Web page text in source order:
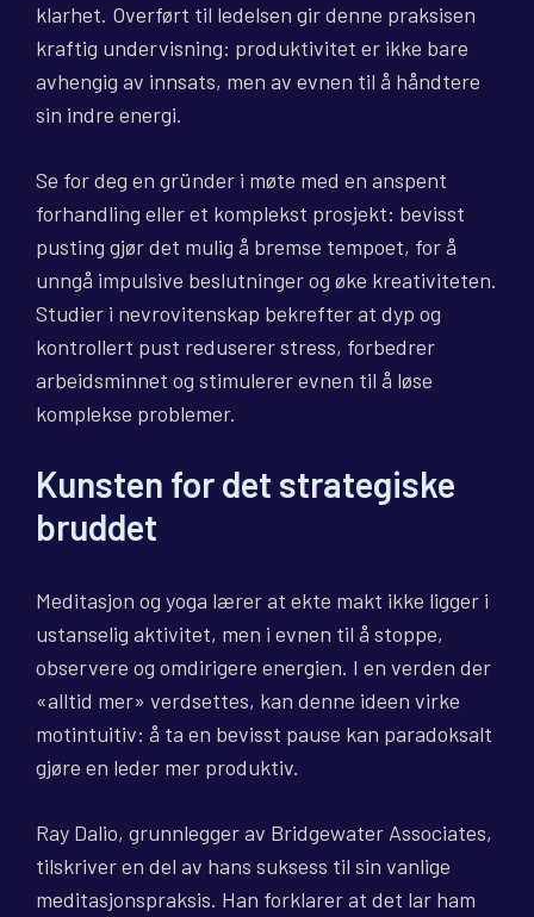
klarhet. Overført til ledelsen gir denne praksisen
kraftig undervisning: produktivitet er ikke bare
avhengig av innsats, men av evnen til å håndtere
sin indre energi.
Se for deg en gründer i møte med en anspent
forhandling eller et komplekst prosjekt: bevisst
pusting gjør det mulig å bremse tempoet, for å
unngå impulsive beslutninger og øke kreativiteten.
Studier i nevrovitenskap bekrefter at dyp og
kontrollert pust reduserer stress, forbedrer
arbeidsminnet og stimulerer evnen til å løse
komplekse problemer.
Kunsten for det strategiske
bruddet
Meditasjon og yoga lærer at ekte makt ikke ligger i
ustanselig aktivitet, men i evnen til å stoppe,
observere og omdirigere energien. I en verden der
«alltid mer» verdsettes, kan denne ideen virke
motintuitiv: å ta en bevisst pause kan paradoksalt
gjøre en leder mer produktiv.
Ray Dalio, grunnlegger av Bridgewater Associates,
tilskriver en del av hans suksess til sin vanlige
meditasjonspraksis. Han forklarer at det lar ham